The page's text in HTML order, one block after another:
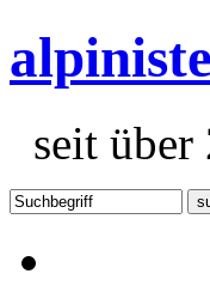
seit über